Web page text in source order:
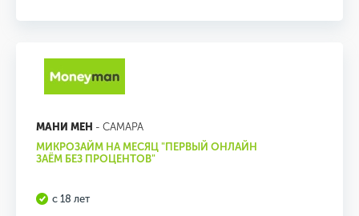
МАНИ МЕН - САМАРА
МИКРОЗАЙМ НА МЕСЯЦ "ПЕРВЫЙ ОНЛАЙН
ЗАЁМ БЕЗ ПРОЦЕНТОВ"
с 18 лет